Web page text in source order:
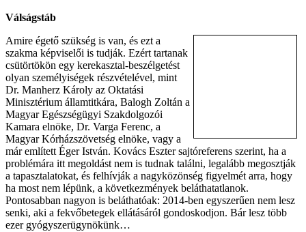
Válságstáb
Amire égető szükség is van, és ezt a
szakma képviselői is tudják. Ezért tartanak
csütörtökön egy kerekasztal-beszélgetést
olyan személyiségek részvételével, mint
Dr. Manherz Károly az Oktatási
Minisztérium államtitkára, Balogh Zoltán a
Magyar Egészségügyi Szakdolgozói
Kamara elnöke, Dr. Varga Ferenc, a
Magyar Kórházszövetség elnöke, vagy a
már említett Éger István. Kovács Eszter sajtóreferens szerint, ha a
problémára itt megoldást nem is tudnak találni, legalább megosztják
a tapasztalatokat, és felhívják a nagyközönség figyelmét arra, hogy
ha most nem lépünk, a következmények beláthatatlanok.
Pontosabban nagyon is beláthatóak: 2014-ben egyszerűen nem lesz
senki, aki a fekvőbetegek ellátásáról gondoskodjon. Bár lesz több
ezer gyógyszerügynökünk…